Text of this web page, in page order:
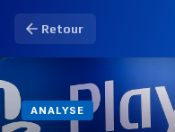
Retour
ANALYSE